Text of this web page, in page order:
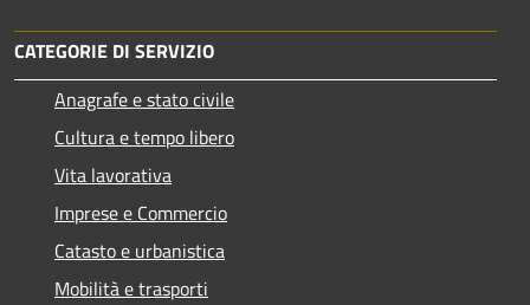
CATEGORIE DI SERVIZIO
Anagrafe e stato civile
Cultura e tempo libero
Vita lavorativa
Imprese e Commercio
Catasto e urbanistica
Mobilità e trasporti